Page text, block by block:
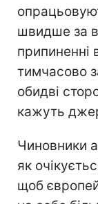
швидше за
припиненні
тимчасово
обидві
кажуть
Чиновники
як
щоб